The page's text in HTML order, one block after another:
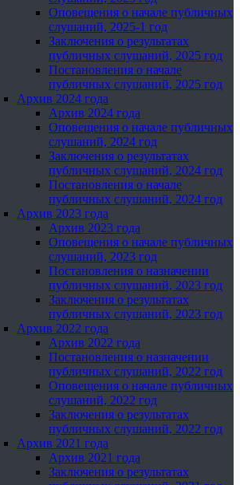
Оповещения о начале публичных
слушаний, 2025-1 год
Заключения о результатах
публичных слушаний, 2025 год
Постановления о начале
публичных слушаний, 2025 год
Архив 2024 года
Архив 2024 года
Оповещения о начале публичных
слушаний, 2024 год
Заключения о результатах
публичных слушаний, 2024 год
Постановления о начале
публичных слушаний, 2024 год
Архив 2023 года
Архив 2023 года
Оповещения о начале публичных
слушаний, 2023 год
Постановления о назначении
публичных слушаний, 2023 год
Заключения о результатах
публичных слушаний, 2023 год
Архив 2022 года
Архив 2022 года
Постановления о назначении
публичных слушаний, 2022 год
Оповещения о начале публичных
слушаний, 2022 год
Заключения о результатах
публичных слушаний, 2022 год
Архив 2021 года
Архив 2021 года
Заключения о результатах